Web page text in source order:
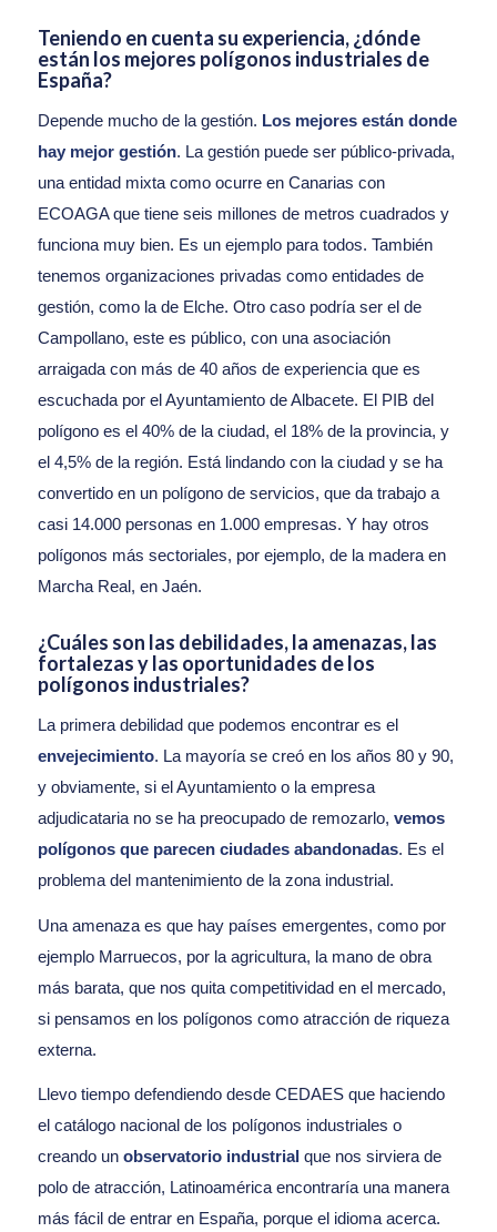
Teniendo en cuenta su experiencia, ¿dónde
están los mejores polígonos industriales de
España?
Depende mucho de la gestión. Los mejores están donde
hay mejor gestión. La gestión puede ser público-privada,
una entidad mixta como ocurre en Canarias con
ECOAGA que tiene seis millones de metros cuadrados y
funciona muy bien. Es un ejemplo para todos. También
tenemos organizaciones privadas como entidades de
gestión, como la de Elche. Otro caso podría ser el de
Campollano, este es público, con una asociación
arraigada con más de 40 años de experiencia que es
escuchada por el Ayuntamiento de Albacete. El PIB del
polígono es el 40% de la ciudad, el 18% de la provincia, y
el 4,5% de la región. Está lindando con la ciudad y se ha
convertido en un polígono de servicios, que da trabajo a
casi 14.000 personas en 1.000 empresas. Y hay otros
polígonos más sectoriales, por ejemplo, de la madera en
Marcha Real, en Jaén.
¿Cuáles son las debilidades, la amenazas, las
fortalezas y las oportunidades de los
polígonos industriales?
La primera debilidad que podemos encontrar es el
envejecimiento. La mayoría se creó en los años 80 y 90,
y obviamente, si el Ayuntamiento o la empresa
adjudicataria no se ha preocupado de remozarlo, vemos
polígonos que parecen ciudades abandonadas. Es el
problema del mantenimiento de la zona industrial.
Una amenaza es que hay países emergentes, como por
ejemplo Marruecos, por la agricultura, la mano de obra
más barata, que nos quita competitividad en el mercado,
si pensamos en los polígonos como atracción de riqueza
externa.
Llevo tiempo defendiendo desde CEDAES que haciendo
el catálogo nacional de los polígonos industriales o
creando un observatorio industrialque nos sirviera de
polo de atracción, Latinoamérica encontraría una manera
más fácil de entrar en España, porque el idioma acerca.